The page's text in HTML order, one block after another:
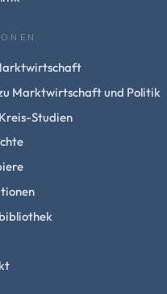
Marktwirtschaft und Politik
Studien